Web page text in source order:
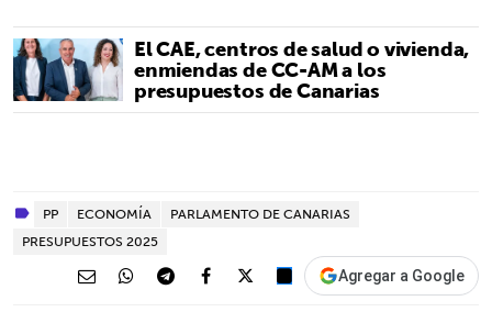
El CAE, centros de salud o vivienda,
enmiendas de CC-AM a los
presupuestos de Canarias
PP ECONOMÍA
PARLAMENTO DE CANARIAS
PRESUPUESTOS 2025
Agregar a Google